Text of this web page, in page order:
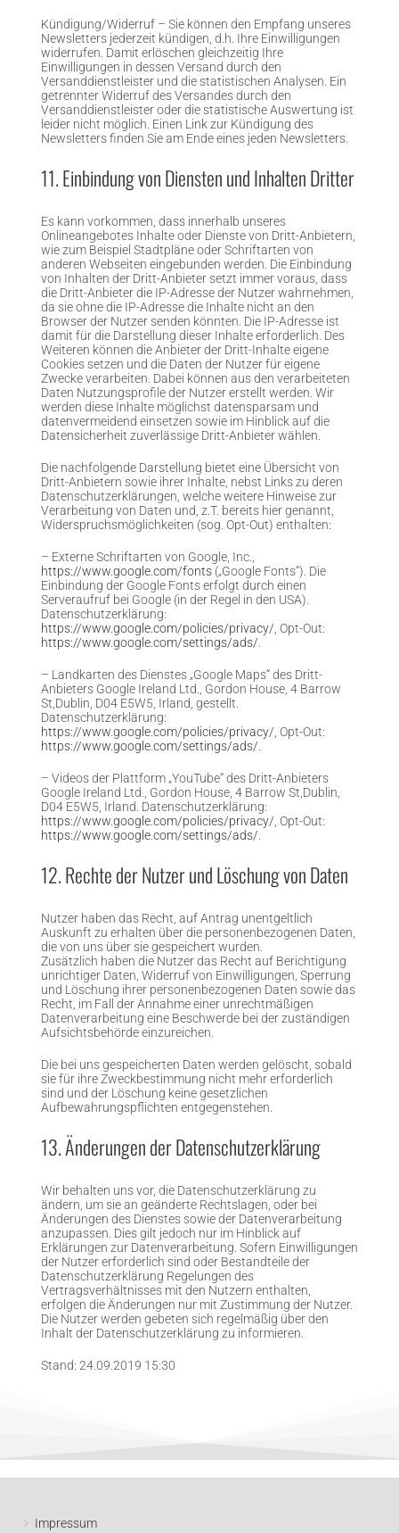
Kündigung/Widerruf – Sie können den Empfang unseres
Newsletters jederzeit kündigen, d.h. Ihre Einwilligungen
widerrufen. Damit erlöschen gleichzeitig Ihre
Einwilligungen in dessen Versand durch den
Versanddienstleister und die statistischen Analysen. Ein
getrennter Widerruf des Versandes durch den
Versanddienstleister oder die statistische Auswertung ist
leider nicht möglich. Einen Link zur Kündigung des
Newsletters finden Sie am Ende eines jeden Newsletters.
11. Einbindung von Diensten und Inhalten Dritter
Es kann vorkommen, dass innerhalb unseres
Onlineangebotes Inhalte oder Dienste von Dritt-Anbietern,
wie zum Beispiel Stadtpläne oder Schriftarten von
anderen Webseiten eingebunden werden. Die Einbindung
von Inhalten der Dritt-Anbieter setzt immer voraus, dass
die Dritt-Anbieter die IP-Adresse der Nutzer wahrnehmen,
da sie ohne die IP-Adresse die Inhalte nicht an den
Browser der Nutzer senden könnten. Die IP-Adresse ist
damit für die Darstellung dieser Inhalte erforderlich. Des
Weiteren können die Anbieter der Dritt-Inhalte eigene
Cookies setzen und die Daten der Nutzer für eigene
Zwecke verarbeiten. Dabei können aus den verarbeiteten
Daten Nutzungsprofile der Nutzer erstellt werden. Wir
werden diese Inhalte möglichst datensparsam und
datenvermeidend einsetzen sowie im Hinblick auf die
Datensicherheit zuverlässige Dritt-Anbieter wählen.
Die nachfolgende Darstellung bietet eine Übersicht von
Dritt-Anbietern sowie ihrer Inhalte, nebst Links zu deren
Datenschutzerklärungen, welche weitere Hinweise zur
Verarbeitung von Daten und, z.T. bereits hier genannt,
Widerspruchsmöglichkeiten (sog. Opt-Out) enthalten:
– Externe Schriftarten von Google, Inc.,
https://www.google.com/fonts(„Google Fonts“). Die
Einbindung der Google Fonts erfolgt durch einen
Serveraufruf bei Google (in der Regel in den USA).
Datenschutzerklärung:
https://www.google.com/policies/privacy/ , Opt-Out:
https://www.google.com/settings/ads/
– Landkarten des Dienstes „Google Maps“ des Dritt-
Anbieters Google Ireland Ltd., Gordon House, 4 Barrow
St,Dublin, D04 E5W5, Irland, gestellt.
Datenschutzerklärung:
https://www.google.com/policies/privacy/ , Opt-Out:
https://www.google.com/settings/ads/
– Videos der Plattform „YouTube“ des Dritt-Anbieters
Google Ireland Ltd., Gordon House, 4 Barrow St,Dublin,
D04 E5W5, Irland. Datenschutzerklärung:
https://www.google.com/policies/privacy/ , Opt-Out:
https://www.google.com/settings/ads/
12. Rechte der Nutzer und Löschung von Daten
Nutzer haben das Recht, auf Antrag unentgeltlich
Auskunft zu erhalten über die personenbezogenen Daten,
die von uns über sie gespeichert wurden.
Zusätzlich haben die Nutzer das Recht auf Berichtigung
unrichtiger Daten, Widerruf von Einwilligungen, Sperrung
und Löschung ihrer personenbezogenen Daten sowie das
Recht, im Fall der Annahme einer unrechtmäßigen
Datenverarbeitung eine Beschwerde bei der zuständigen
Aufsichtsbehörde einzureichen.
Die bei uns gespeicherten Daten werden gelöscht, sobald
sie für ihre Zweckbestimmung nicht mehr erforderlich
sind und der Löschung keine gesetzlichen
Aufbewahrungspflichten entgegenstehen.
13. Änderungen der Datenschutzerklärung
Wir behalten uns vor, die Datenschutzerklärung zu
ändern, um sie an geänderte Rechtslagen, oder bei
Änderungen des Dienstes sowie der Datenverarbeitung
anzupassen. Dies gilt jedoch nur im Hinblick auf
Erklärungen zur Datenverarbeitung. Sofern Einwilligungen
der Nutzer erforderlich sind oder Bestandteile der
Datenschutzerklärung Regelungen des
Vertragsverhältnisses mit den Nutzern enthalten,
erfolgen die Änderungen nur mit Zustimmung der Nutzer.
Die Nutzer werden gebeten sich regelmäßig über den
Inhalt der Datenschutzerklärung zu informieren.
Stand: 24.09.2019 15:30
Impressum